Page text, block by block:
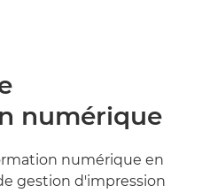
numérique
numérique en
gestion d'impression